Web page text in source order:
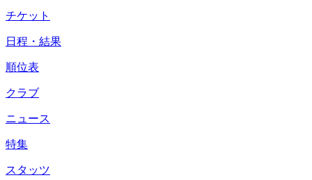
チケット
日程・結果
順位表
クラブ
ニュース
特集
スタッツ